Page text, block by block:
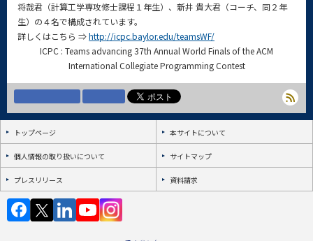
将哉君（計算工学専攻修士課程１年生）、新井 貴大君（コーチ、同２年
生）の４名で構成されています。
詳しくはこちら ⇒http://icpc.baylor.edu/teamsWF/
ICPC : Teams advancing 37th Annual World Finals of the ACM
International Collegiate Programming Contest
トップページ 本サイトについて
個人情報の取り扱いについて サイトマップ
プレスリリース 資料請求